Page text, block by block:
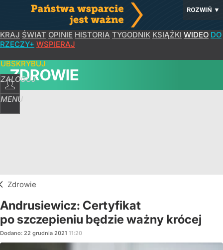
ROZWIŃ ▼
KRAJ ŚWIAT OPINIE HISTORIA TYGODNIK KSIĄŻKI WIDEO DO
RZECZY+ WSPIERAJ
ZALOGUJ
MENU
ZDROWIE
Zdrowie
Andrusiewicz: Certyfikat
po szczepieniu będzie ważny krócej
Dodano: 22 grudnia 2021 11:20